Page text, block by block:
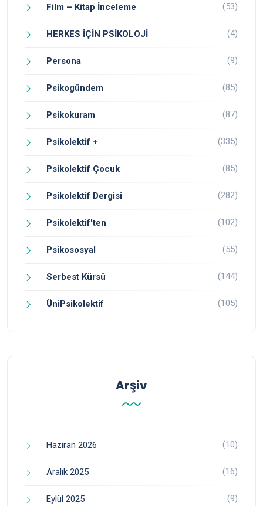
Film – Kitap İnceleme (53)
HERKES İÇİN PSİKOLOJİ (4)
Persona (9)
Psikogündem (85)
Psikokuram (87)
Psikolektif + (335)
Psikolektif Çocuk (85)
Psikolektif Dergisi (282)
Psikolektif'ten (102)
Psikososyal (55)
Serbest Kürsü (144)
ÜniPsikolektif (105)
Arşiv
Haziran 2026 (10)
Aralık 2025 (16)
Eylül 2025 (9)